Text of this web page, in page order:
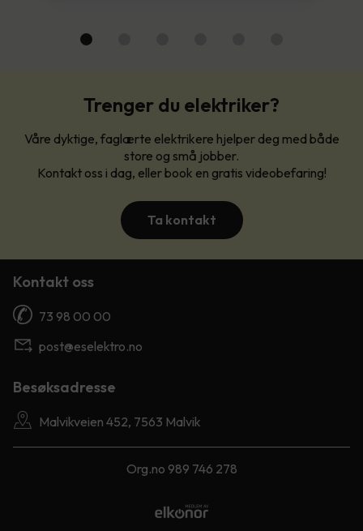
Trenger du elektriker?
Våre dyktige, faglærte elektrikere hjelper deg med både
store og små jobber.
Kontakt oss i dag, eller book en gratis videobefaring!
Ta kontakt
Kontakt oss
73 98 00 00
post@eselektro.no
Besøksadresse
Malvikveien 452, 7563 Malvik
Org.no 989 746 278